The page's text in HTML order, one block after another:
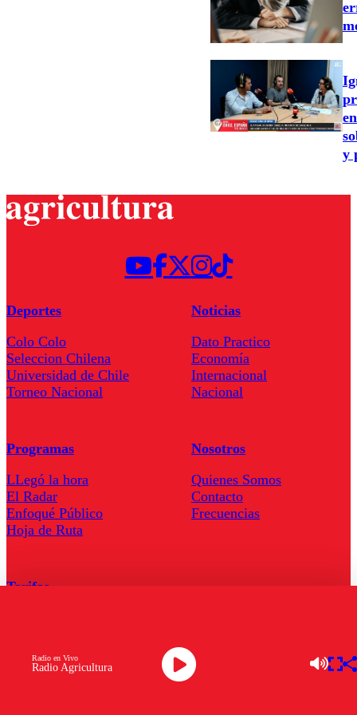
y
Radio Agricultura
Radio en Vivo
Deportes
Colo Colo
Seleccion Chilena
Universidad de Chile
Torneo Nacional
Noticias
Dato Practico
Economía
Internacional
Nacional
Programas
LLegó la hora
El Radar
Enfoqué Público
Hoja de Ruta
Nosotros
Quienes Somos
Contacto
Frecuencias
Tarifas